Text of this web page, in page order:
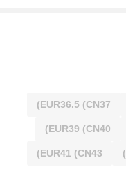
EUR36.5 (CN37)
EUR39 (CN40)
EUR41 (CN43)